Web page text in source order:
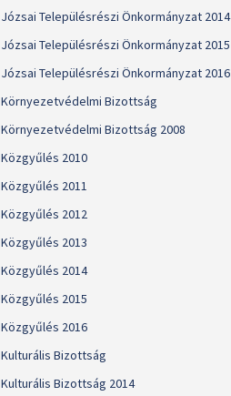
Józsai Településrészi Önkormányzat 2014
Józsai Településrészi Önkormányzat 2015
Józsai Településrészi Önkormányzat 2016
Környezetvédelmi Bizottság
Környezetvédelmi Bizottság 2008
Közgyűlés 2010
Közgyűlés 2011
Közgyűlés 2012
Közgyűlés 2013
Közgyűlés 2014
Közgyűlés 2015
Közgyűlés 2016
Kulturális Bizottság
Kulturális Bizottság 2014